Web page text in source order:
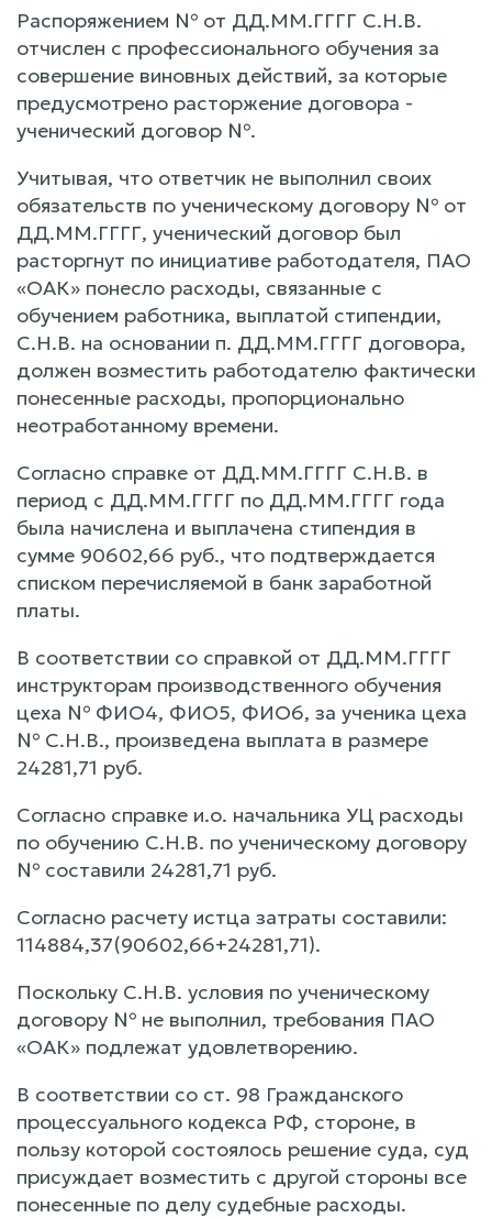
Распоряжением № от ДД.ММ.ГГГГ С.Н.В.
отчислен с профессионального обучения за
совершение виновных действий, за которые
предусмотрено расторжение договора -
ученический договор №.
Учитывая, что ответчик не выполнил своих
обязательств по ученическому договору № от
ДД.ММ.ГГГГ, ученический договор был
расторгнут по инициативе работодателя, ПАО
«ОАК» понесло расходы, связанные с
обучением работника, выплатой стипендии,
С.Н.В. на основании п. ДД.ММ.ГГГГ договора,
должен возместить работодателю фактически
понесенные расходы, пропорционально
неотработанному времени.
Согласно справке от ДД.ММ.ГГГГ С.Н.В. в
период с ДД.ММ.ГГГГ по ДД.ММ.ГГГГ года
была начислена и выплачена стипендия в
сумме 90602,66 руб., что подтверждается
списком перечисляемой в банк заработной
платы.
В соответствии со справкой от ДД.ММ.ГГГГ
инструкторам производственного обучения
цеха № ФИО4, ФИО5, ФИО6, за ученика цеха
№ С.Н.В., произведена выплата в размере
24281,71 руб.
Согласно справке и.о. начальника УЦ расходы
по обучению С.Н.В. по ученическому договору
№ составили 24281,71 руб.
Согласно расчету истца затраты составили:
114884,37(90602,66+24281,71).
Поскольку С.Н.В. условия по ученическому
договору № не выполнил, требования ПАО
«ОАК» подлежат удовлетворению.
В соответствии со ст. 98 Гражданского
процессуального кодекса РФ, стороне, в
пользу которой состоялось решение суда, суд
присуждает возместить с другой стороны все
понесенные по делу судебные расходы.